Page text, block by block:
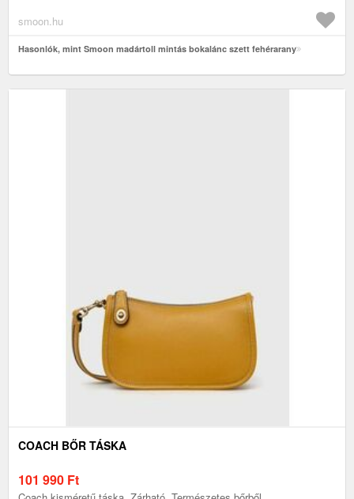
smoon.hu
Hasonlók, mint Smoon madártoll mintás bokalánc szett fehérarany
COACH BŐR TÁSKA
101 990 Ft